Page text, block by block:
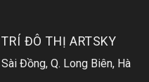
ĐÔ THỊ ARTSKY
Đồng, Q. Long Biên, Hà